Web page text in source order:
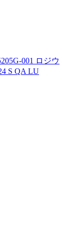
001 ロジウ
S QA LU